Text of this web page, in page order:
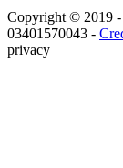
Copyright © 2019
03401570043 -
privacy